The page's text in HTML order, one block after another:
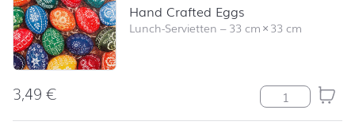
Hand Crafted Eggs
Lunch-Servietten –33 cm×33 cm
3,49€ Hand Crafted